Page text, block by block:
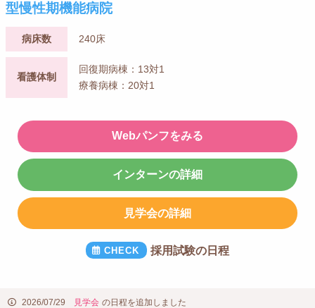
型慢性期機能病院
病床数 240床
看護体制
回復期病棟：13対1
療養病棟：20対1
Webパンフをみる
インターンの詳細
見学会の詳細
採用試験の日程
2026/07/29 見学会 の日程を追加しました